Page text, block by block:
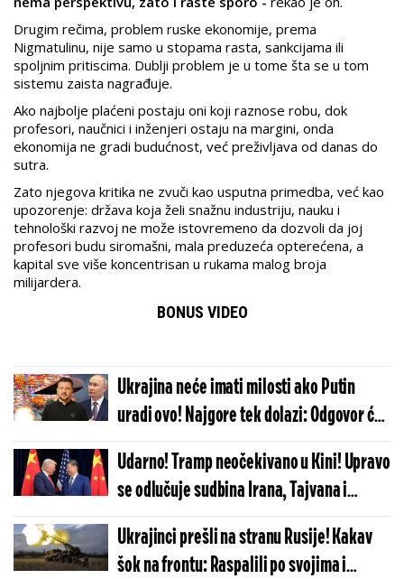
Drugim rečima, problem ruske ekonomije, prema
Nigmatulinu, nije samo u stopama rasta, sankcijama ili
spoljnim pritiscima. Dublji problem je u tome šta se u tom
sistemu zaista nagrađuje.
Ako najbolje plaćeni postaju oni koji raznose robu, dok
profesori, naučnici i inženjeri ostaju na margini, onda
ekonomija ne gradi budućnost, već preživljava od danas do
sutra.
Zato njegova kritika ne zvuči kao usputna primedba, već kao
upozorenje: država koja želi snažnu industriju, nauku i
tehnološki razvoj ne može istovremeno da dozvoli da joj
profesori budu siromašni, mala preduzeća opterećena, a
kapital sve više koncentrisan u rukama malog broja
milijardera.
BONUS VIDEO
Ukrajina neće imati milosti ako Putin
uradi ovo! Najgore tek dolazi: Odgovor će
biti munjevit i razorniji nego ikada
Udarno! Tramp neočekivano u Kini! Upravo
se odlučuje sudbina Irana, Tajvana i
Rusije
Ukrajinci prešli na stranu Rusije! Kakav
šok na frontu: Raspalili po svojima i